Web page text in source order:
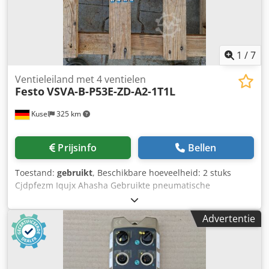
informatie. Profiteer van een sterk merk, verhoog uw omzet
en bied uw klanten hoogwaardige oplossingen voor een
moderne badkamerinrichting met tesa NOOBLESSE.
1 /7
Kusel 325 km
Ventieleiland met 4 ventielen
FestoVSVA-B-P53E-ZD-A2-1T1L
Prijsinfo Bellen
Toestand: gebruikt, Beschikbare hoeveelheid: 2 stuks
Cjdpfezm Iqujx Ahasha Gebruikte pneumatische
ventieleenheid van Festo met vier magneetventielen van
de VSVA-serie. Fabrikant: Festo Apparaattype:
Ventieleenheid Ventieltype: VSVA-B-P53E-ZD-A2-1T1L
Aantal ventielen: 4 Bedrijfsmodus: Magneetventielen
Nominale spanning: 24 V DC Drukbereik: 3 tot 10 bar
Drukbereik: 45 tot 145 psi Aansluitingstype:
Advertentie